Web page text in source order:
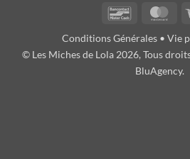
Bancontact
Conditions Générales• Vie
© Les Miches de Lola 2026, Tous
BluAgency.